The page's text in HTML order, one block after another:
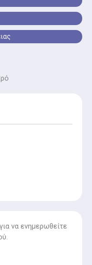
να ενημερωθείτε